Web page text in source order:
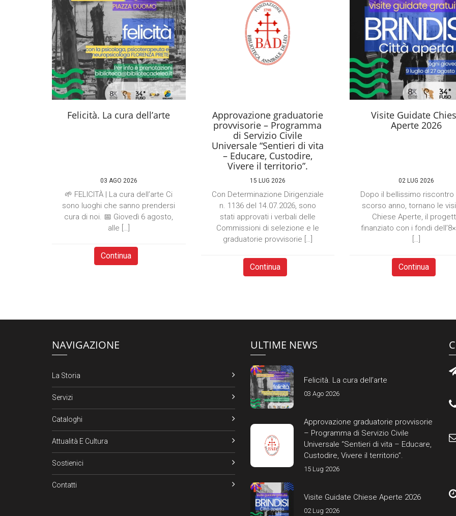
Felicità. La cura dell’arte
03 AGO 2026
🌱 FELICITÀ | La cura dell’arte Ci
sono luoghi che sanno prendersi
cura di noi. 📅 Giovedì 6 agosto,
alle […]
Continua
Approvazione graduatorie
provvisorie – Programma
di Servizio Civile
Universale “Sentieri di vita
– Educare, Custodire,
Vivere il territorio”.
15 LUG 2026
Con Determinazione Dirigenziale
n. 1136 del 14.07.2026, sono
stati approvati i verbali delle
Commissioni di selezione e le
graduatorie provvisorie […]
Continua
Visite Guidate
Aperte 2026
02 LUG 2026
Dopo il bellissimo riscontro
scorso anno, tornano le
Chiese Aperte, il
finanziato con i fondi
Continua
NAVIGAZIONE
La Storia
Servizi
Cataloghi
Attualità E Cultura
Sostienici
Contatti
ULTIME NEWS
Felicità. La cura dell’arte
03 Ago 2026
Approvazione graduatorie provvisorie
– Programma di Servizio Civile
Universale “Sentieri di vita – Educare,
Custodire, Vivere il territorio”.
15 Lug 2026
Visite Guidate Chiese Aperte 2026
02 Lug 2026